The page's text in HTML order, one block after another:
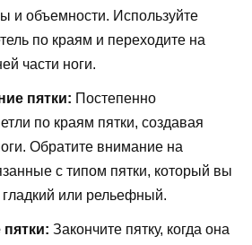
и объемности. Используйте
по краям и переходите на
части ноги.
пятки: Постепенно
по краям пятки, создавая
Обратите внимание на
с типом пятки, который вы
гладкий или рельефный.
Закончите пятку, когда она